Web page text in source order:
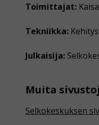
Toimittajat:
Tekniikka:
Julkaisija:
Muita
Selkokeskuksen